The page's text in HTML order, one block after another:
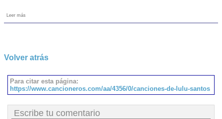
Leer más
Volver atrás
Para citar esta página:
https://www.cancioneros.com/aa/4356/0/canciones-de-lulu-santos
Escribe tu comentario